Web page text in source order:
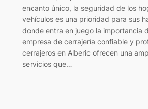
encanto único, la seguridad de los
vehículos es una prioridad para sus
donde entra en juego la importancia
empresa de cerrajería confiable y
cerrajeros en Alberic ofrecen una
servicios que…